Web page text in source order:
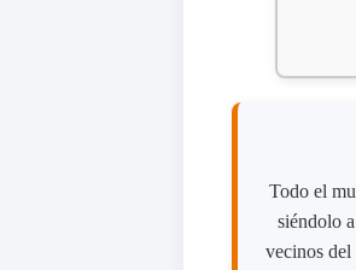
Todo el
siéndolo
vecinos